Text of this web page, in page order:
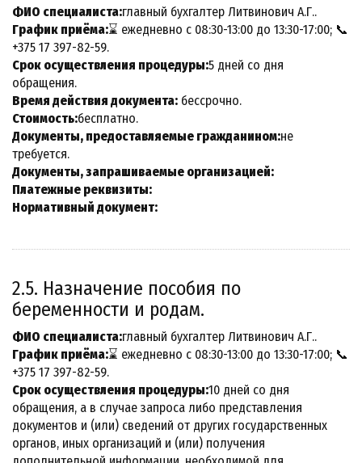
ФИО специалиста:главный бухгалтер Литвинович А.Г..
График приёма:⌛ ежедневно с 08:30-13:00 до 13:30-17:00; 📞
+375 17 397-82-59.
Срок осуществления процедуры:5 дней со дня
обращения.
Время действия документа: бессрочно.
Стоимость:бесплатно.
Документы, предоставляемые гражданином:не
требуется.
Документы, запрашиваемые организацией:
Платежные реквизиты:
Нормативный документ:
2.5. Назначение пособия по
беременности и родам.
ФИО специалиста:главный бухгалтер Литвинович А.Г..
График приёма:⌛ ежедневно с 08:30-13:00 до 13:30-17:00; 📞
+375 17 397-82-59.
Срок осуществления процедуры:10 дней со дня
обращения, а в случае запроса либо представления
документов и (или) сведений от других государственных
органов, иных организаций и (или) получения